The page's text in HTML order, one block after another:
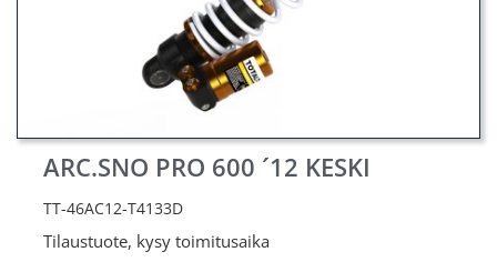
ARC.SNO PRO 600 ´12 KESKI
TT-46AC12-T4133D
Tilaustuote, kysy toimitusaika